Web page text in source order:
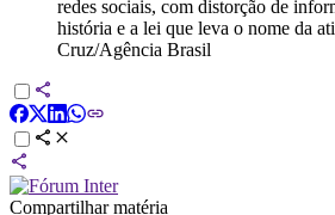
redes sociais, com distorção de
história e a lei que leva o nome da
Cruz/Agência Brasil
Compartilhar matéria